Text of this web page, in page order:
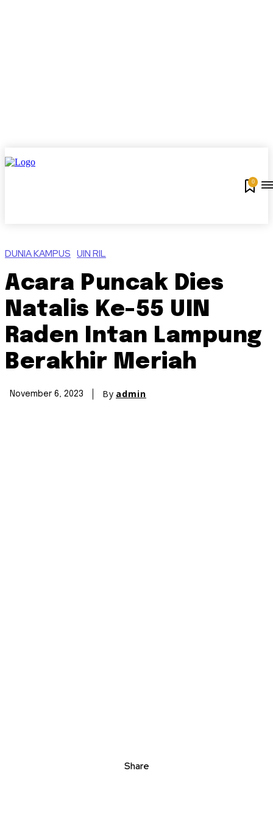
0
DUNIA KAMPUS UIN RIL
Acara Puncak Dies
Natalis Ke-55 UIN
Raden Intan Lampung
Berakhir Meriah
November 6, 2023 By admin
Share